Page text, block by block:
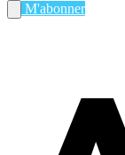
M'abonner